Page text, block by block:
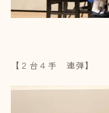
【２台４手 連弾】